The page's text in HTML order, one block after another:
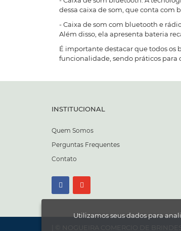
dessa caixa de som, que conta com
- Caixa de som com bluetooth e
Além disso, ela apresenta bateria
É importante destacar que todos
funcionalidade, sendo práticos para
INSTITUCIONAL
Quem Somos
Perguntas Frequentes
Contato
| © NOGUEIRA COMERCIO DE
Utilizamos seus dados para